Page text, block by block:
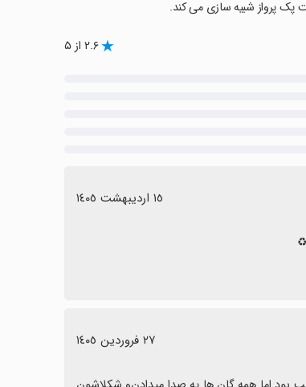
پرواز شبیه سازی می کند.
۲.۶ از ۵
١٥ اردیبهشت ١٤٠٥
٢٧ فروردین ١٤٠٥